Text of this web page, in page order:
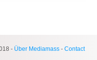
- Über Mediamass - Contact